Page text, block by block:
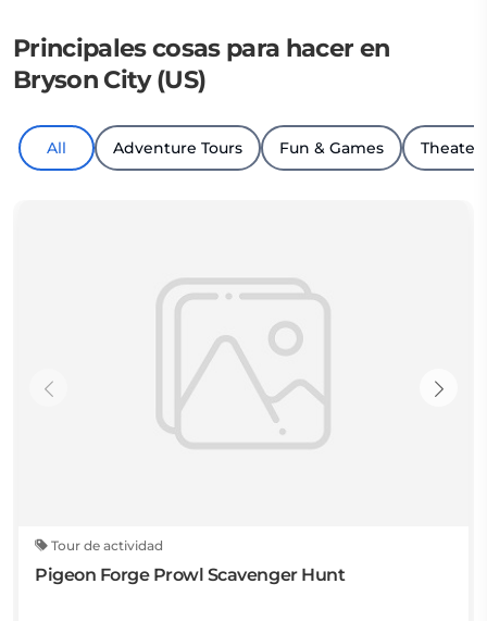
Principales cosas para hacer en
Bryson City (US)
All Adventure Tours Fun & Games Theater
Tour de actividad
Pigeon Forge Prowl Scavenger Hunt